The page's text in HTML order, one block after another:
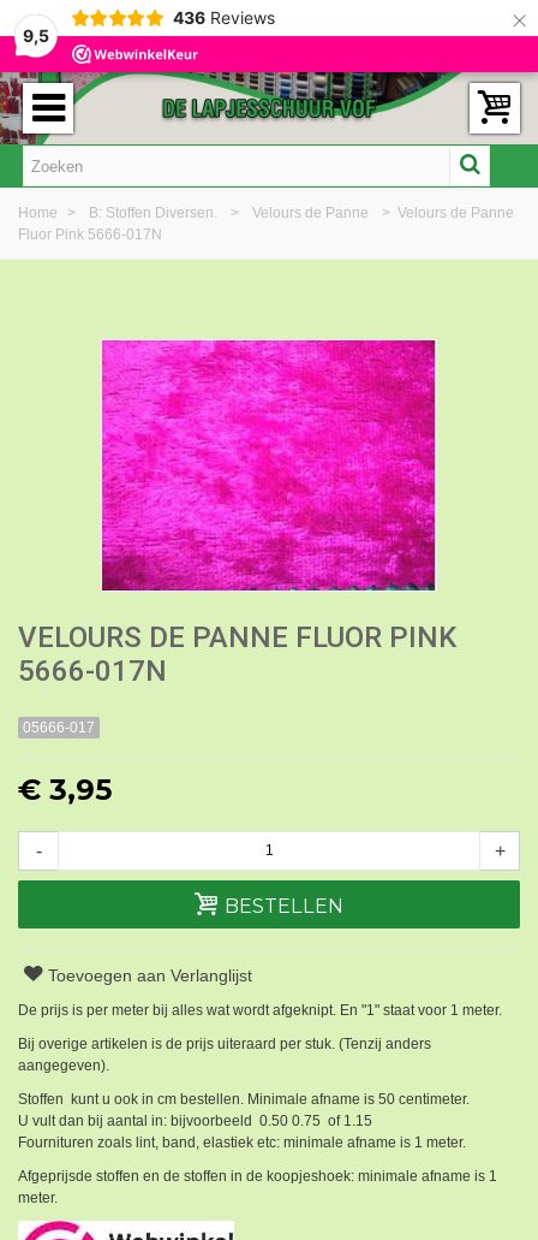
9,5
436 Reviews ×
Home > B: Stoffen Diversen. > Velours de Panne > Velours de Panne
Fluor Pink 5666-017N
VELOURS DE PANNE FLUOR PINK
5666-017N
05666-017
€ 3,95
- +
BESTELLEN
Toevoegen aan Verlanglijst
De prijs is per meter bij alles wat wordt afgeknipt. En "1" staat voor 1 meter.
Bij overige artikelen is de prijs uiteraard per stuk. (Tenzij anders
aangegeven).
Stoffen kunt u ook in cm bestellen. Minimale afname is 50 centimeter.
U vult dan bij aantal in: bijvoorbeeld 0.50 0.75 of 1.15
Fournituren zoals lint, band, elastiek etc: minimale afname is 1 meter.
Afgeprijsde stoffen en de stoffen in de koopjeshoek: minimale afname is 1
meter.